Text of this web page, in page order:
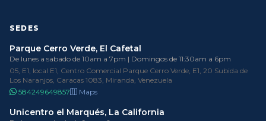
SEDES
Parque Cerro Verde, El Cafetal
De lunes a sabado de 10am a 7pm | Domingos de 11:30am a 6pm
05, E1, local E1, Centro Comercial Parque Cerro Verde, E1, 20 Subida de
Los Naranjos, Caracas 1083, Miranda, Venezuela
584249649857
Maps
Unicentro el Marqués, La California